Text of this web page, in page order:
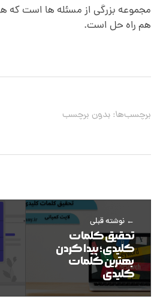
مجموعه بزرگی از مسئله ها است که
هم راه حل است.
برچسب‌ها: بدون برچسب
نوشته قبلی
تحقیق کلمات
کلیدی؛ پیدا کردن
بهترین کلمات
کلیدی